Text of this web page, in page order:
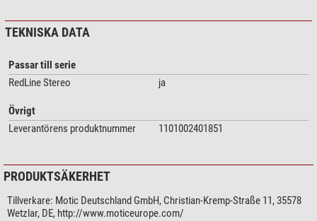
TEKNISKA DATA
Passar till serie
RedLine Stereo
ja
Övrigt
Leverantörens produktnummer
1101002401851
PRODUKTSÄKERHET
Tillverkare: Motic Deutschland GmbH, Christian-Kremp-Straße 11, 35578
Wetzlar, DE, http://www.moticeurope.com/